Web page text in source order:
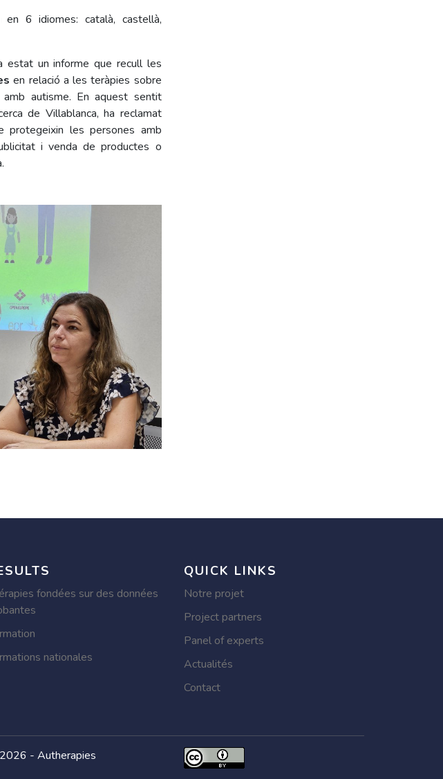
en 6 idiomes: català, castellà,
estat un informe que recull les
en relació a les teràpies sobre
autisme. En aquest sentit
de Villablanca, ha reclamat
protegeixin les persones amb
i venda de productes o
fondées sur des données
nationales
QUICK LINKS
Notre projet
Project partners
Panel of experts
Actualités
Contact
- Autherapies